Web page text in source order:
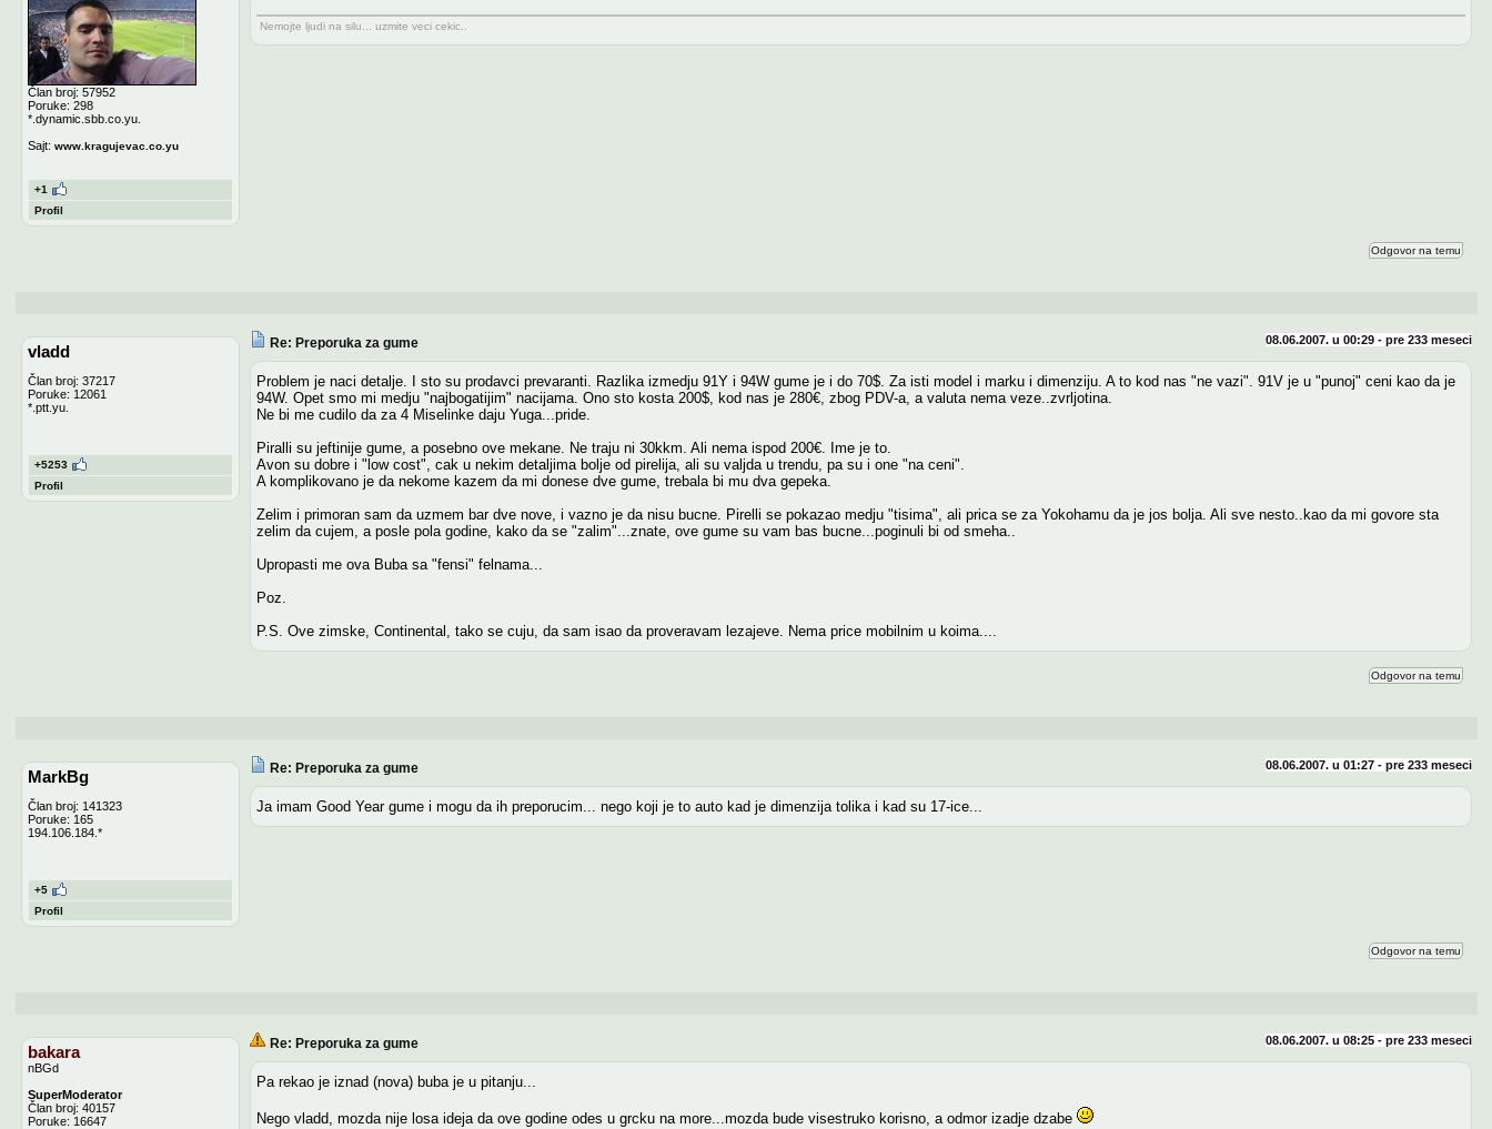
Član broj: 57952
Poruke: 298
*.dynamic.sbb.co.yu.
Sajt: www.kragujevac.co.yu
+1
Profil
Nemojte ljudi na silu... uzmite veci cekic..
Odgovor na temu
vladd
Član broj: 37217
Poruke: 12061
*.ptt.yu.
+5253
Profil
Re: Preporuka za gume 08.06.2007. u 00:29 - pre 233 meseci
Problem je naci detalje. I sto su prodavci prevaranti. Razlika izmedju 91Y i 94W gume je i do 70$. Za isti model i marku i dimenziju. A to kod nas "ne vazi". 91V je u "punoj" ceni kao da je
94W. Opet smo mi medju "najbogatijim" nacijama. Ono sto kosta 200$, kod nas je 280€, zbog PDV-a, a valuta nema veze..zvrljotina.
Ne bi me cudilo da za 4 Miselinke daju Yuga...pride.
Piralli su jeftinije gume, a posebno ove mekane. Ne traju ni 30kkm. Ali nema ispod 200€. Ime je to.
Avon su dobre i "low cost", cak u nekim detaljima bolje od pirelija, ali su valjda u trendu, pa su i one "na ceni".
A komplikovano je da nekome kazem da mi donese dve gume, trebala bi mu dva gepeka.
Zelim i primoran sam da uzmem bar dve nove, i vazno je da nisu bucne. Pirelli se pokazao medju "tisima", ali prica se za Yokohamu da je jos bolja. Ali sve nesto..kao da mi govore sta
zelim da cujem, a posle pola godine, kako da se "zalim"...znate, ove gume su vam bas bucne...poginuli bi od smeha..
Upropasti me ova Buba sa "fensi" felnama...
Poz.
P.S. Ove zimske, Continental, tako se cuju, da sam isao da proveravam lezajeve. Nema price mobilnim u koima....
Odgovor na temu
MarkBg
Član broj: 141323
Poruke: 165
194.106.184.*
+5
Profil
Re: Preporuka za gume 08.06.2007. u 01:27 - pre 233 meseci
Ja imam Good Year gume i mogu da ih preporucim... nego koji je to auto kad je dimenzija tolika i kad su 17-ice...
Odgovor na temu
bakara
nBGd
SuperModerator
Član broj: 40157
Poruke: 16647
Re: Preporuka za gume 08.06.2007. u 08:25 - pre 233 meseci
Pa rekao je iznad (nova) buba je u pitanju...
Nego vladd, mozda nije losa ideja da ove godine odes u grcku na more...mozda bude visestruko korisno, a odmor izadje dzabe